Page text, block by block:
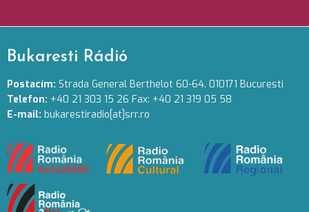
Bukaresti Rádió
Postacím: Strada General Berthelot 60-64. 010171 Bucuresti
Telefon: +40 21 303 15 26 Fax: +40 21 319 05 58
E-mail: bukarestiradio[at]srr.ro